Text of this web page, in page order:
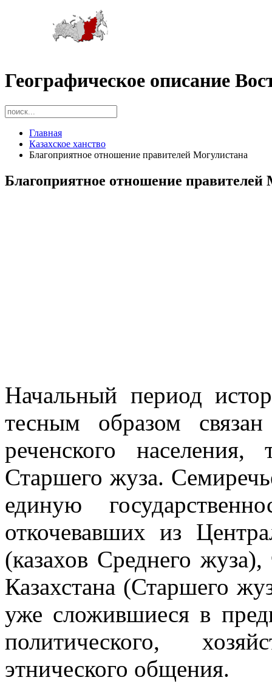
Географическое описание
Главная
Казахское ханство
Благоприятное отношение правителей Могулистана
Благоприятное отношение правителей
Начальный период
тесным образом
реченского
Старшего жуза.
единую
откочевавших из
(казахов Среднего
Казахстана (Старшего
уже сложившиеся в
политического,
этнического общения.